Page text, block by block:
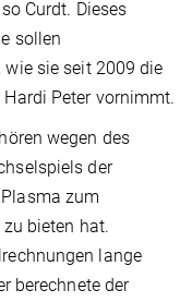
Curdt. Dieses
sollen
sie seit 2009 die
Peter vornimmt.
wegen des
der
zum
bieten hat.
lange
berechnete der